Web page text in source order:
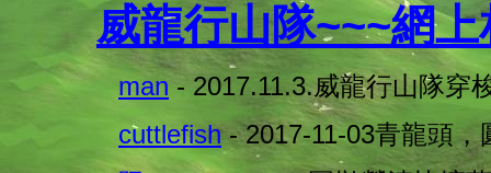
威龍行山隊~~~網
man- 2017.11.3.威龍行山隊穿
cuttlefish- 2017-11-03青龍頭